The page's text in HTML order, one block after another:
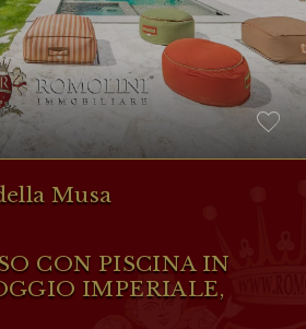
Musa
CON PISCINA IN
IMPERIALE,